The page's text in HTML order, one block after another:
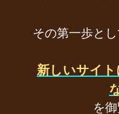
その第一歩と
新しいサイ
を